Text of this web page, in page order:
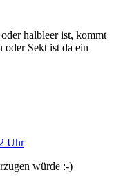
halbleer ist, kommt
oder Sekt ist da ein
Uhr
würde :-)